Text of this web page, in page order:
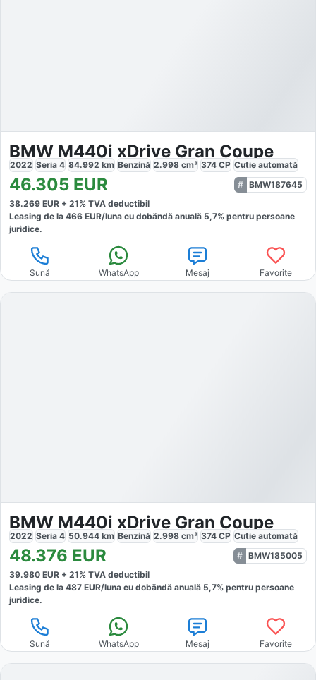
BMW M440i xDrive Gran Coupe
2022 Seria 4 84.992 km Benzină 2.998 cm³ 374 CP Cutie automată
46.305 EUR
BMW187645
38.269 EUR + 21% TVA deductibil
Leasing de la 466 EUR/luna cu dobăndă anuală 5,7% pentru persoane
juridice.
Sună WhatsApp Mesaj Favorite
BMW M440i xDrive Gran Coupe
2022 Seria 4 50.944 km Benzină 2.998 cm³ 374 CP Cutie automată
48.376 EUR
BMW185005
39.980 EUR + 21% TVA deductibil
Leasing de la 487 EUR/luna cu dobăndă anuală 5,7% pentru persoane
juridice.
Sună WhatsApp Mesaj Favorite